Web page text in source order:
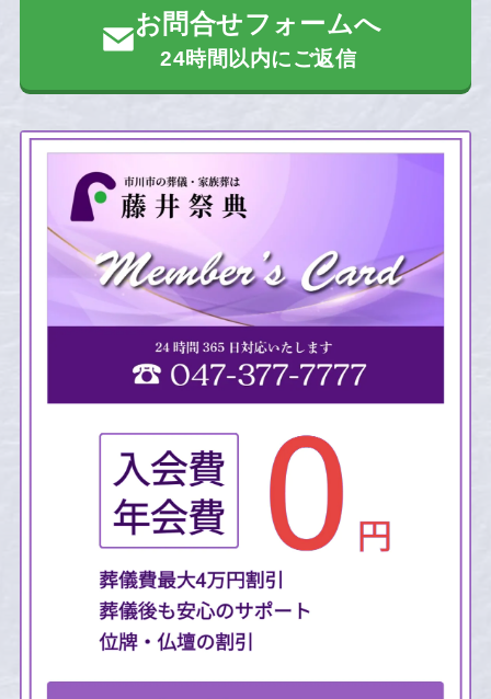
お問合せフォームへ
24時間以内にご返信